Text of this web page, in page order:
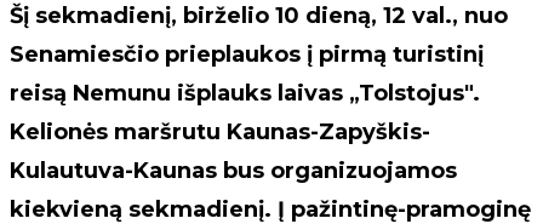
Šį sekmadienį, birželio 10 dieną, 12 val., nuo
Senamiesčio prieplaukos į pirmą turistinį
reisą Nemunu išplauks laivas „Tolstojus".
Kelionės maršrutu Kaunas-Zapyškis-
Kulautuva-Kaunas bus organizuojamos
kiekvieną sekmadienį. Į pažintinę-pramoginę